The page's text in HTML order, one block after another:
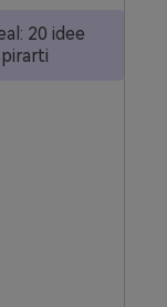
20 idee